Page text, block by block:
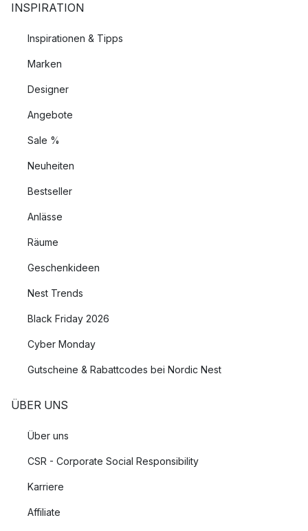
INSPIRATION
Inspirationen & Tipps
Marken
Designer
Angebote
Sale %
Neuheiten
Bestseller
Anlässe
Räume
Geschenkideen
Nest Trends
Black Friday 2026
Cyber Monday
Gutscheine & Rabattcodes bei Nordic Nest
ÜBER UNS
Über uns
CSR - Corporate Social Responsibility
Karriere
Affiliate